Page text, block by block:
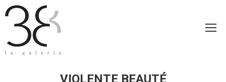
VIOLENTE BEAUTÉ